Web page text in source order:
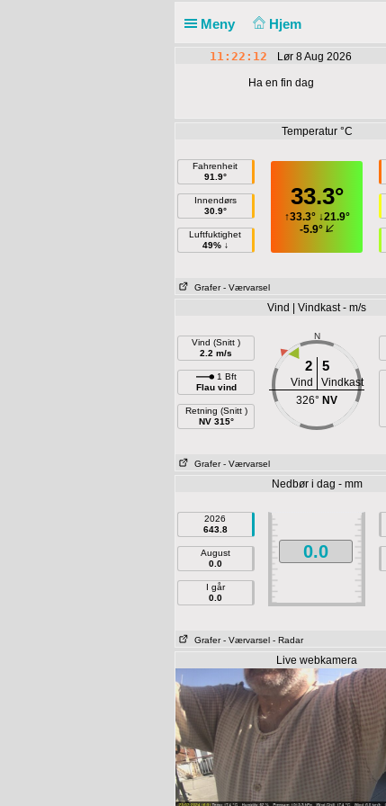
Meny Hjem
11:22:13 Lør 8 Aug 2026
Ha en fin dag
Temperatur °C
Fahrenheit
91.9°
Innendørs
30.9°
Luftfuktighet
49% ↓
33.3°
↑33.3°↓21.9°
-5.9°
Grafer - Værvarsel
Vind | Vindkast - m/s
Vind (Snitt )
2.2 m/s
1 Bft
Flau vind
Retning (Snitt )
NV 315°
N
2 5
Vind
Vindkast
326° NV
Grafer - Værvarsel
Nedbør i dag - mm
2026
643.8
August
0.0
I går
0.0
0.0
Grafer - Værvarsel - Radar
Live webkamera